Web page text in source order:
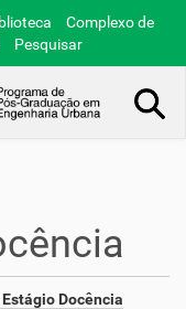
Complexo de
Pesquisar
Docência